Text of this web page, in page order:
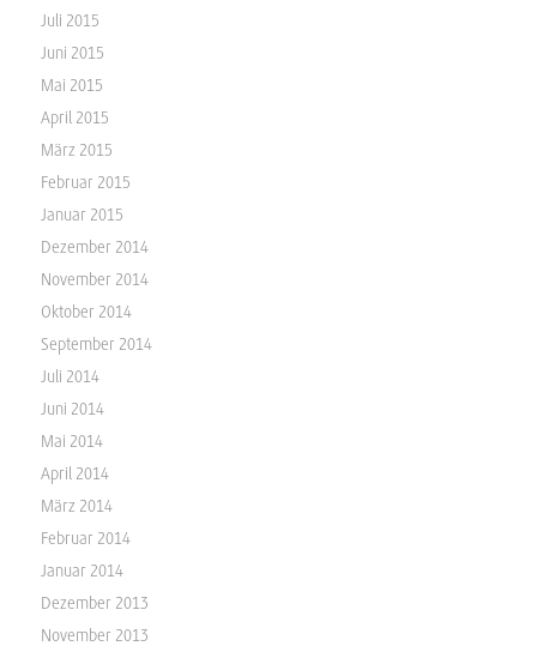
Juli 2015
Juni 2015
Mai 2015
April 2015
März 2015
Februar 2015
Januar 2015
Dezember 2014
November 2014
Oktober 2014
September 2014
Juli 2014
Juni 2014
Mai 2014
April 2014
März 2014
Februar 2014
Januar 2014
Dezember 2013
November 2013